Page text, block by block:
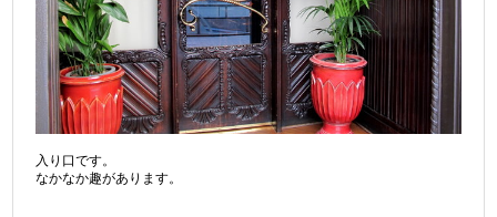
入り口です。
なかなか趣があります。